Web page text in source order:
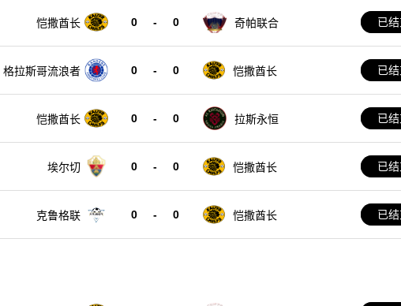
恺撒酋长 0 - 0 奇帕联合 已
格拉斯哥流浪者 0 - 0 恺撒酋长 已
恺撒酋长 0 - 0 拉斯永恒 已
埃尔切 0 - 0 恺撒酋长 已
克鲁格联 0 - 0 恺撒酋长 已